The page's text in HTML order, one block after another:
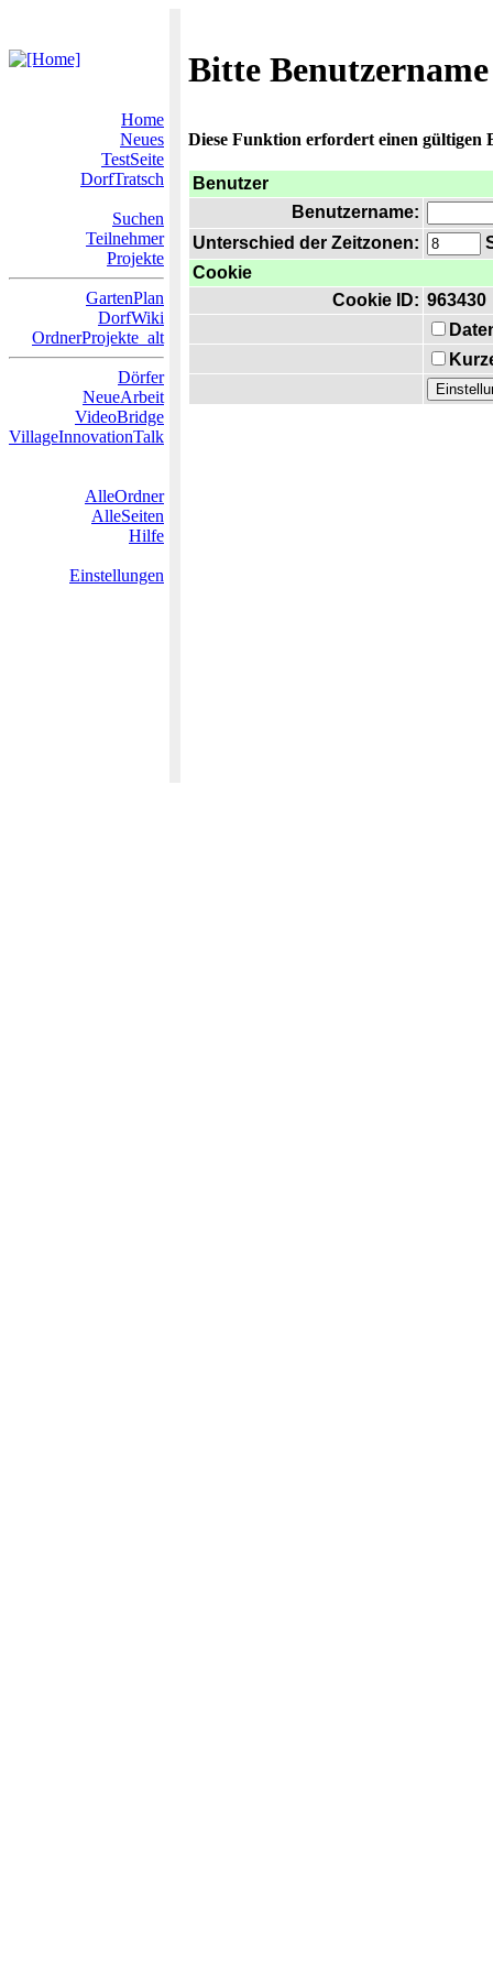
Bitte
Home
Neues
TestSeite
DorfTratsch
Suchen
Teilnehmer
Projekte
GartenPlan
DorfWiki
OrdnerProjekte_alt
Dörfer
NeueArbeit
VideoBridge
VillageInnovationTalk
AlleOrdner
AlleSeiten
Hilfe
Einstellungen
Diese Funktion erfordert einen gültigen
Benutzer
Benutzername:
Unterschied der Zeitzonen:
Cookie
Cookie ID: 963430